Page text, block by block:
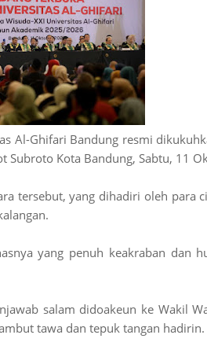
Al-Ghifari Bandung resmi
Subroto Kota Bandung, Sabtu, 11
tersebut, yang dihadiri oleh para
yang penuh keakraban dan
salam didoakeun ke Wakil
tawa dan tepuk tangan hadirin.